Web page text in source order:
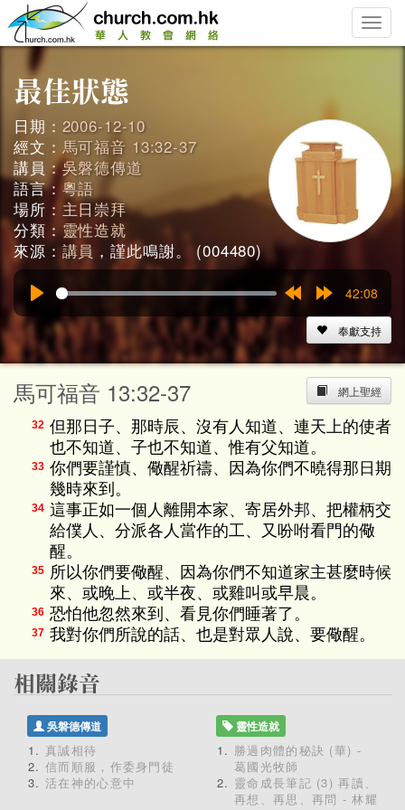
Toggle
日期： 2006-12-10
經文： 馬可福音 13:32-37
講員：吳磐德傳道
語言： 粵語
場所： 主日崇拜
分類：靈性造就
來源：講員 ，謹此鳴謝。 (004480)
15s
42:08
奉獻支持
網上聖經
馬可福音 13:32-37
32 但那日子、那時辰、沒有人知道、連天上的使者
也不知道、子也不知道、惟有父知道。
33 你們要謹慎、儆醒祈禱、因為你們不曉得那日期
幾時來到。
34 這事正如一個人離開本家、寄居外邦、把權柄交
給僕人、分派各人當作的工、又吩咐看門的儆
醒。
35 所以你們要儆醒、因為你們不知道家主甚麼時候
來、或晚上、或半夜、或雞叫或早晨。
36 恐怕他忽然來到、看見你們睡著了。
37 我對你們所說的話、也是對眾人說、要儆醒。
吳磐德傳道
真誠相待
信而順服，作委身門徒
活在神的心意中
靈性造就
勝過肉體的秘訣 (華) -
葛國光牧師
靈命成長筆記 (3) 再讀、
再想、再思、再問 - 林耀